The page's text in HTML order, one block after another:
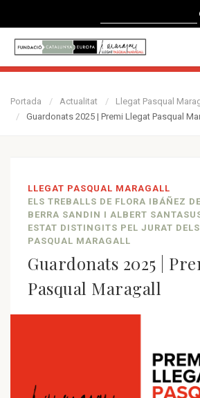
Portada Actualitat
Llegat Pasqual
Guardonats 2025 | Premi Llegat Pasqual
LLEGAT PASQUAL MARAGALL
ELS TREBALLS DE FLORA IBÁÑEZ
BERRA SANDIN I ALBERT
ESTAT DISTINGITS PEL JURAT
PASQUAL MARAGALL
Guardonats 2025 |
Pasqual Maragall